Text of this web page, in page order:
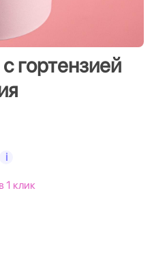
гортензией
i
1 клик